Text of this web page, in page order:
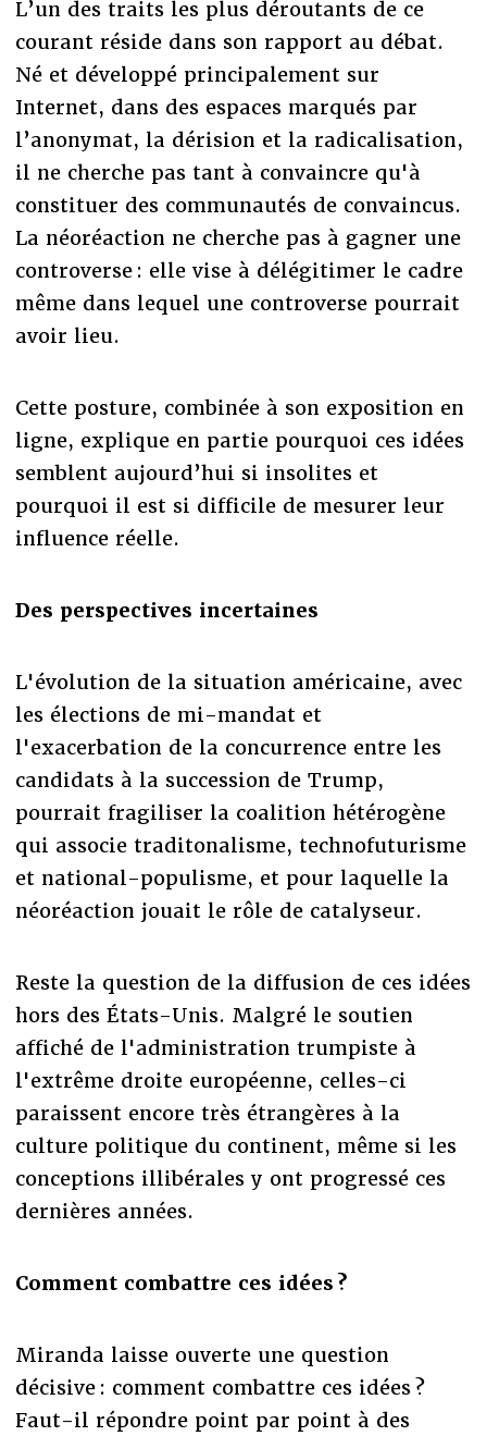
L’un des traits les plus déroutants de ce
courant réside dans son rapport au débat.
Né et développé principalement sur
Internet, dans des espaces marqués par
l’anonymat, la dérision et la radicalisation,
il ne cherche pas tant à convaincre qu'à
constituer des communautés de convaincus.
La néoréaction ne cherche pas à gagner une
controverse : elle vise à délégitimer le cadre
même dans lequel une controverse pourrait
avoir lieu.
Cette posture, combinée à son exposition en
ligne, explique en partie pourquoi ces idées
semblent aujourd’hui si insolites et
pourquoi il est si difficile de mesurer leur
influence réelle.
Des perspectives incertaines
L'évolution de la situation américaine, avec
les élections de mi-mandat et
l'exacerbation de la concurrence entre les
candidats à la succession de Trump,
pourrait fragiliser la coalition hétérogène
qui associe traditonalisme, technofuturisme
et national-populisme, et pour laquelle la
néoréaction jouait le rôle de catalyseur.
Reste la question de la diffusion de ces idées
hors des États-Unis. Malgré le soutien
affiché de l'administration trumpiste à
l'extrême droite européenne, celles-ci
paraissent encore très étrangères à la
culture politique du continent, même si les
conceptions illibérales y ont progressé ces
dernières années.
Comment combattre ces idées ?
Miranda laisse ouverte une question
décisive : comment combattre ces idées ?
Faut-il répondre point par point à des